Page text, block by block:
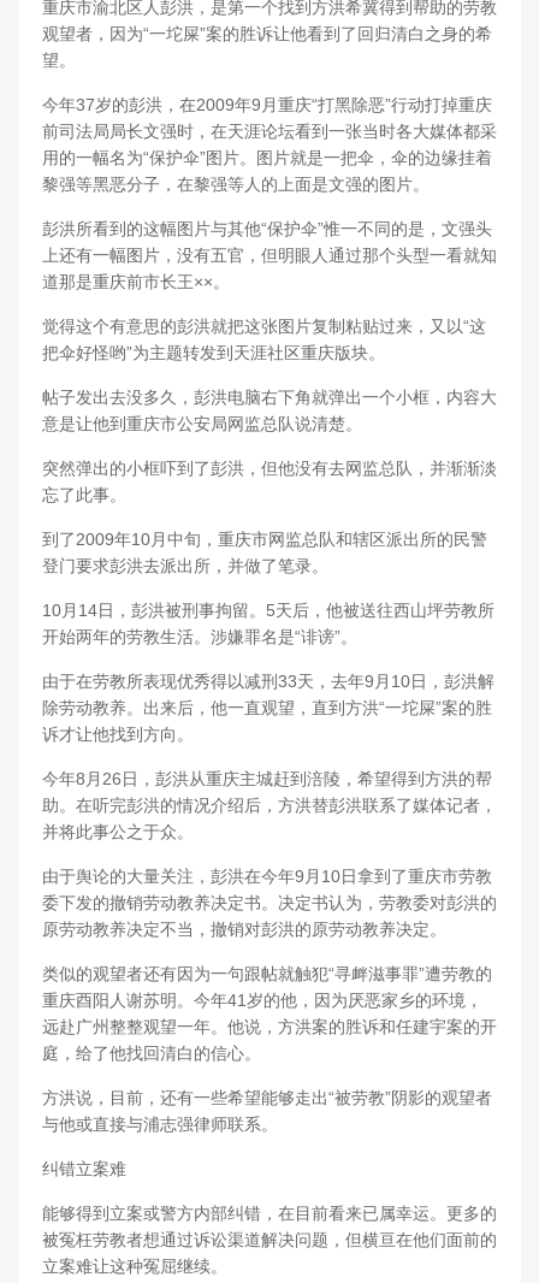
重庆市渝北区人彭洪，是第一个找到方洪希冀得到帮助的劳教
观望者，因为“一坨屎”案的胜诉让他看到了回归清白之身的希
望。
今年37岁的彭洪，在2009年9月重庆“打黑除恶”行动打掉重庆
前司法局局长文强时，在天涯论坛看到一张当时各大媒体都采
用的一幅名为“保护伞”图片。图片就是一把伞，伞的边缘挂着
黎强等黑恶分子，在黎强等人的上面是文强的图片。
彭洪所看到的这幅图片与其他“保护伞”惟一不同的是，文强头
上还有一幅图片，没有五官，但明眼人通过那个头型一看就知
道那是重庆前市长王××。
觉得这个有意思的彭洪就把这张图片复制粘贴过来，又以“这
把伞好怪哟”为主题转发到天涯社区重庆版块。
帖子发出去没多久，彭洪电脑右下角就弹出一个小框，内容大
意是让他到重庆市公安局网监总队说清楚。
突然弹出的小框吓到了彭洪，但他没有去网监总队，并渐渐淡
忘了此事。
到了2009年10月中旬，重庆市网监总队和辖区派出所的民警
登门要求彭洪去派出所，并做了笔录。
10月14日，彭洪被刑事拘留。5天后，他被送往西山坪劳教所
开始两年的劳教生活。涉嫌罪名是“诽谤”。
由于在劳教所表现优秀得以减刑33天，去年9月10日，彭洪解
除劳动教养。出来后，他一直观望，直到方洪“一坨屎”案的胜
诉才让他找到方向。
今年8月26日，彭洪从重庆主城赶到涪陵，希望得到方洪的帮
助。在听完彭洪的情况介绍后，方洪替彭洪联系了媒体记者，
并将此事公之于众。
由于舆论的大量关注，彭洪在今年9月10日拿到了重庆市劳教
委下发的撤销劳动教养决定书。决定书认为，劳教委对彭洪的
原劳动教养决定不当，撤销对彭洪的原劳动教养决定。
类似的观望者还有因为一句跟帖就触犯“寻衅滋事罪”遭劳教的
重庆酉阳人谢苏明。今年41岁的他，因为厌恶家乡的环境，
远赴广州整整观望一年。他说，方洪案的胜诉和任建宇案的开
庭，给了他找回清白的信心。
方洪说，目前，还有一些希望能够走出“被劳教”阴影的观望者
与他或直接与浦志强律师联系。
纠错立案难
能够得到立案或警方内部纠错，在目前看来已属幸运。更多的
被冤枉劳教者想通过诉讼渠道解决问题，但横亘在他们面前的
立案难让这种冤屈继续。